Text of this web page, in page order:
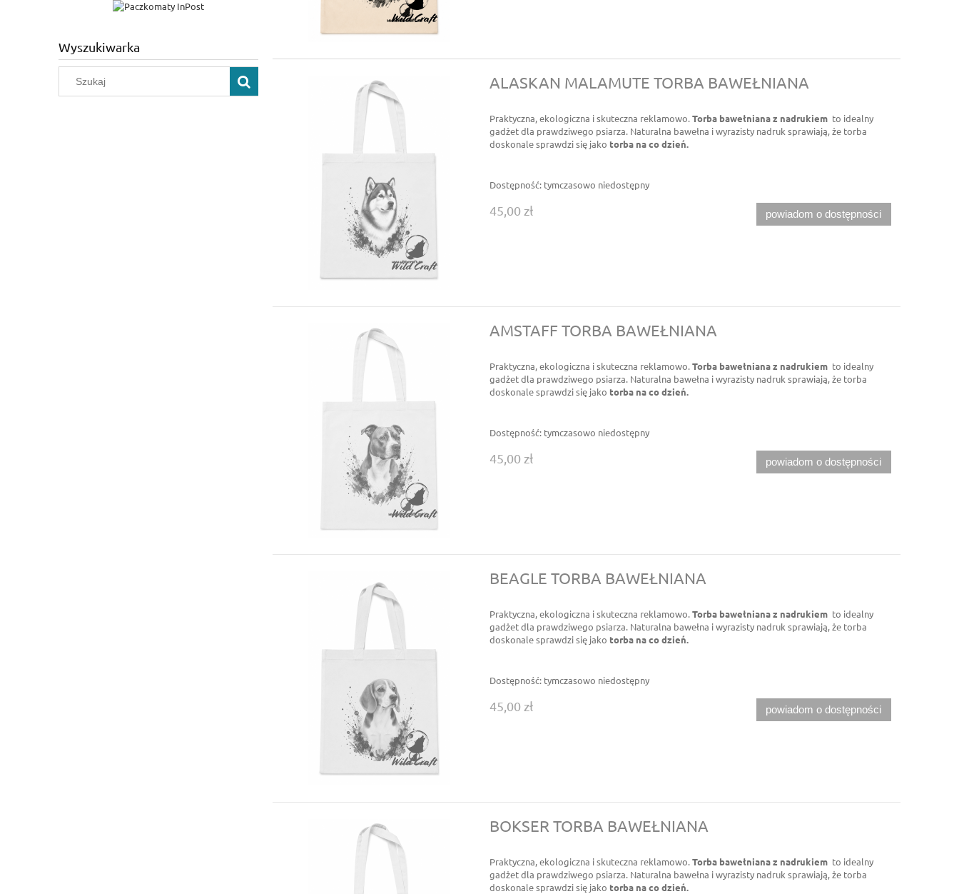
Wyszukiwarka
ALASKAN MALAMUTE TORBA BAWEŁNIANA
Praktyczna, ekologiczna i skuteczna reklamowo.Torba bawełniana z nadrukiem to idealny
gadżet dla prawdziwego psiarza. Naturalna bawełna i wyrazisty nadruk sprawiają, że torba
doskonale sprawdzi się jako torba na co dzień.
Dostępność: tymczasowo niedostępny
45,00 zł powiadom o dostępności
AMSTAFF TORBA BAWEŁNIANA
Praktyczna, ekologiczna i skuteczna reklamowo.Torba bawełniana z nadrukiem to idealny
gadżet dla prawdziwego psiarza. Naturalna bawełna i wyrazisty nadruk sprawiają, że torba
doskonale sprawdzi się jako torba na co dzień.
Dostępność: tymczasowo niedostępny
45,00 zł powiadom o dostępności
BEAGLE TORBA BAWEŁNIANA
Praktyczna, ekologiczna i skuteczna reklamowo.Torba bawełniana z nadrukiem to idealny
gadżet dla prawdziwego psiarza. Naturalna bawełna i wyrazisty nadruk sprawiają, że torba
doskonale sprawdzi się jako torba na co dzień.
Dostępność: tymczasowo niedostępny
45,00 zł powiadom o dostępności
BOKSER TORBA BAWEŁNIANA
Praktyczna, ekologiczna i skuteczna reklamowo.Torba bawełniana z nadrukiem to idealny
gadżet dla prawdziwego psiarza. Naturalna bawełna i wyrazisty nadruk sprawiają, że torba
doskonale sprawdzi się jako torba na co dzień.